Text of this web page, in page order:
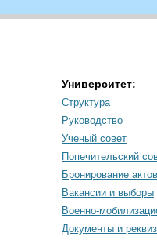
Университет:
Структура
Руководство
Ученый совет
Попечительский
Бронирование
Вакансии и выборы
Военно-
Документы и